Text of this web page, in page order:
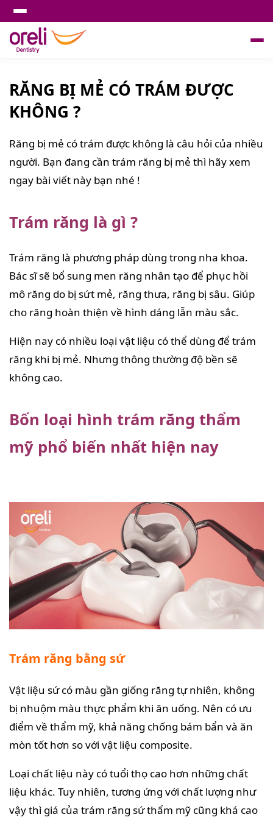
RĂNG BỊ MẺ CÓ TRÁM ĐƯỢC
KHÔNG ?
Răng bị mẻ có trám được không là câu hỏi của nhiều
người. Bạn đang cần trám răng bị mẻ thì hãy xem
ngay bài viết này bạn nhé !
Trám răng là gì ?
Trám răng là phương pháp dùng trong nha khoa.
Bác sĩ sẽ bổ sung men răng nhân tạo để phục hồi
mô răng do bị sứt mẻ, răng thưa, răng bị sâu. Giúp
cho răng hoàn thiện về hình dáng lẫn màu sắc.
Hiện nay có nhiều loại vật liệu có thể dùng để trám
răng khi bị mẻ. Nhưng thông thường độ bền sẽ
không cao.
Bốn loại hình trám răng thẩm
mỹ phổ biến nhất hiện nay
Trám răng bằng sứ
Vật liệu sứ có màu gần giống răng tự nhiên, không
bị nhuộm màu thực phẩm khi ăn uống. Nên có ưu
điểm về thẩm mỹ, khả năng chống bám bẩn và ăn
mòn tốt hơn so với vật liệu composite.
Loại chất liệu này có tuổi thọ cao hơn những chất
liệu khác. Tuy nhiên, tương ứng với chất lượng như
vậy thì giá của trám răng sứ thẩm mỹ cũng khá cao